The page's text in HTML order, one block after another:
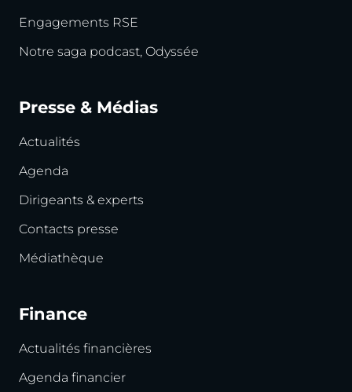
Engagements RSE
Notre saga podcast, Odyssée
Presse & Médias
Actualités
Agenda
Dirigeants & experts
Contacts presse
Médiathèque
Finance
Actualités financières
Agenda financier